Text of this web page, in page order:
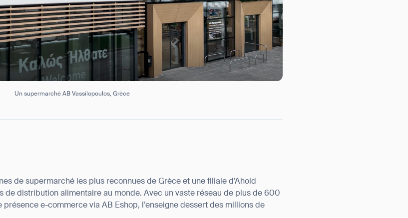
Un supermarché AB Vassilopoulos, Grèce
de supermarché les plus reconnues de Grèce et une filiale d’Ahold
de distribution alimentaire au monde. Avec un vaste réseau de plus de 600
e-commerce via AB Eshop, l’enseigne dessert des millions de